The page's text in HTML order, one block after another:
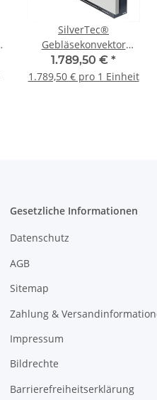
SilverTec®
Gebläsekonvektor
Moolyn® 950 x 610 mm
1.789,50 € *
1.789,50 € pro 1 Einheit
Gesetzliche Informationen
Datenschutz
AGB
Sitemap
Zahlung &
Impressum
Bildrechte
Barrierefreiheitserklärung